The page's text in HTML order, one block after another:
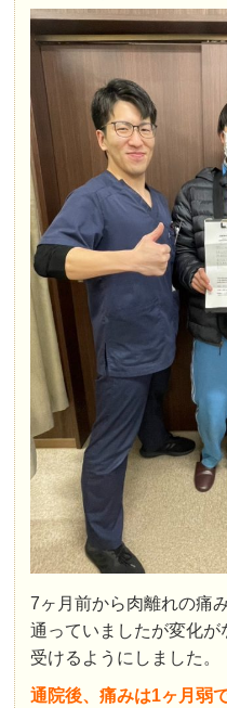
7ヶ月前から肉離れの痛
通っていましたが変化
受けるようにしました。
通院後、痛みは1ヶ月弱